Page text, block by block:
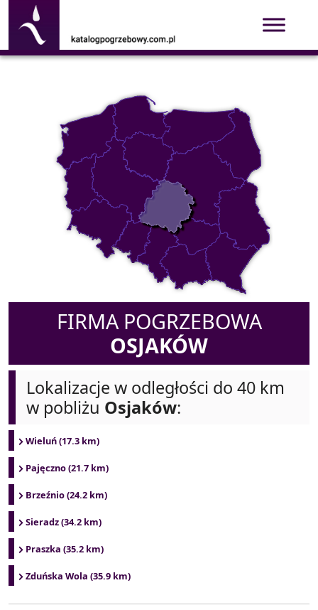
FIRMA POGRZEBOWA
OSJAKÓW
Lokalizacje w odległości do 40 km
w pobliżu Osjaków:
Wieluń (17.3 km)
Pajęczno (21.7 km)
Brzeźnio (24.2 km)
Sieradz (34.2 km)
Praszka (35.2 km)
Zduńska Wola (35.9 km)